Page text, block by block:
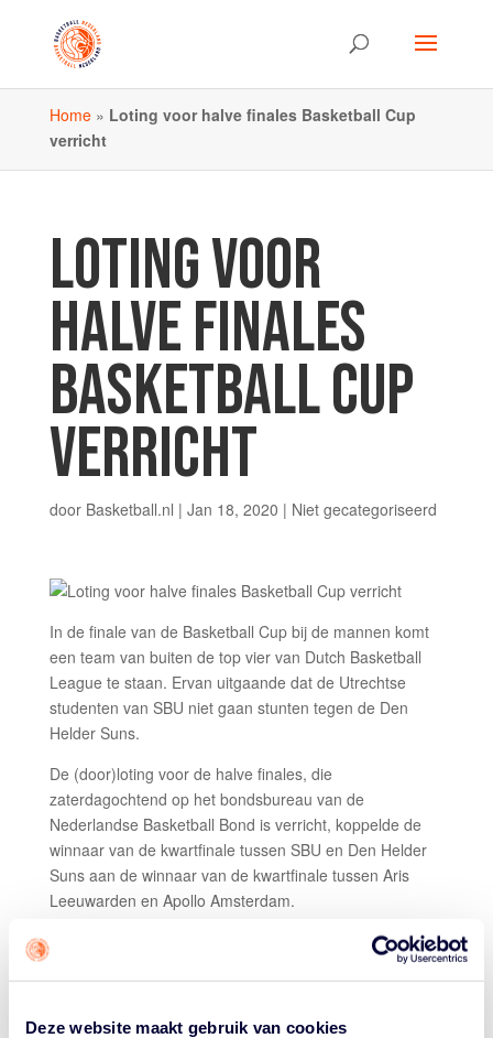
Deze website maakt gebruik van cookies
Home» Loting voor halve finales Basketball Cup
verricht
LOTING VOOR
HALVE FINALES
BASKETBALL CUP
VERRICHT
door Basketball.nl | Jan 18, 2020 | Niet gecategoriseerd
In de finale van de Basketball Cup bij de mannen komt
een team van buiten de top vier van Dutch Basketball
League te staan. Ervan uitgaande dat de Utrechtse
studenten van SBU niet gaan stunten tegen de Den
Helder Suns.
De (door)loting voor de halve finales, die
zaterdagochtend op het bondsbureau van de
Nederlandse Basketball Bond is verricht, koppelde de
winnaar van de kwartfinale tussen SBU en Den Helder
Suns aan de winnaar van de kwartfinale tussen Aris
Leeuwarden en Apollo Amsterdam.
De andere halve finale gaat tussen de winnaar van de
Zeeuw & Zeeuw Feyenoord Rotterdam.